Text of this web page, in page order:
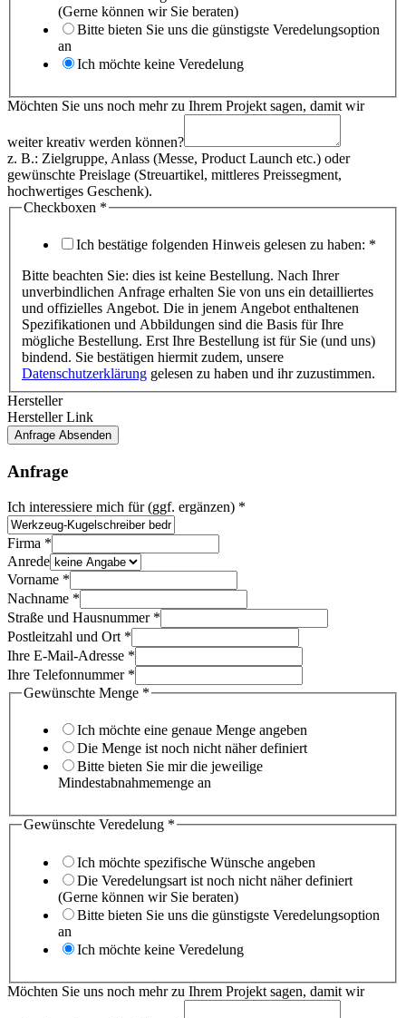
(Gerne können wir Sie beraten)
Bitte bieten Sie uns die günstigste Veredelungsoption
an
Ich möchte keine Veredelung
Möchten Sie uns noch mehr zu Ihrem Projekt sagen, damit wir
weiter kreativ werden können?
z. B.: Zielgruppe, Anlass (Messe, Product Launch etc.) oder
gewünschte Preislage (Streuartikel, mittleres Preissegment,
hochwertiges Geschenk).
Checkboxen *
Ich bestätige folgenden Hinweis gelesen zu haben: *
Bitte beachten Sie: dies ist keine Bestellung. Nach Ihrer
unverbindlichen Anfrage erhalten Sie von uns ein detailliertes
und offizielles Angebot. Die in jenem Angebot enthaltenen
Spezifikationen und Abbildungen sind die Basis für Ihre
mögliche Bestellung. Erst Ihre Bestellung ist für Sie (und uns)
bindend. Sie bestätigen hiermit zudem, unsere
Datenschutzerklärung gelesen zu haben und ihr zuzustimmen.
noch
Ich
mehr
Hersteller
Hersteller Link
Anfrage Absenden
Anfrage
Ich interessiere mich für (ggf. ergänzen) *
noch
damit
für
Firma *
Anrede
Vorname *
Nachname *
Straße und Hausnummer *
Postleitzahl und Ort *
Ihre E-Mail-Adresse *
Ihre Telefonnummer *
Gewünschte Menge *
Ich möchte eine genaue Menge angeben
Die Menge ist noch nicht näher definiert
Bitte bieten Sie mir die jeweilige
Mindestabnahmemenge an
Gewünschte Veredelung *
Ich möchte spezifische Wünsche angeben
Die Veredelungsart ist noch nicht näher definiert
(Gerne können wir Sie beraten)
Bitte bieten Sie uns die günstigste Veredelungsoption
an
Ich möchte keine Veredelung
Möchten Sie uns noch mehr zu Ihrem Projekt sagen, damit wir